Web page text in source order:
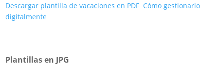
Descargar plantilla de vacaciones en PDF Cómo gestionarlo
digitalmente
Plantillas en JPG